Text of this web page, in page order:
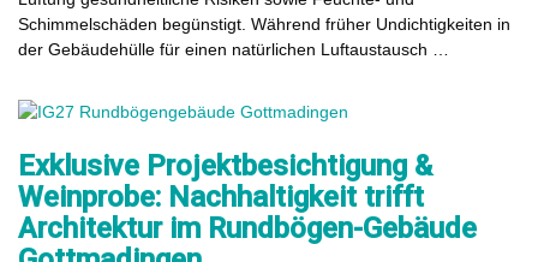
Schimmelschäden begünstigt. Während früher Undichtigkeiten in
der Gebäudehülle für einen natürlichen Luftaustausch …
Exklusive Projektbesichtigung &
Weinprobe: Nachhaltigkeit trifft
Architektur im Rundbögen-Gebäude